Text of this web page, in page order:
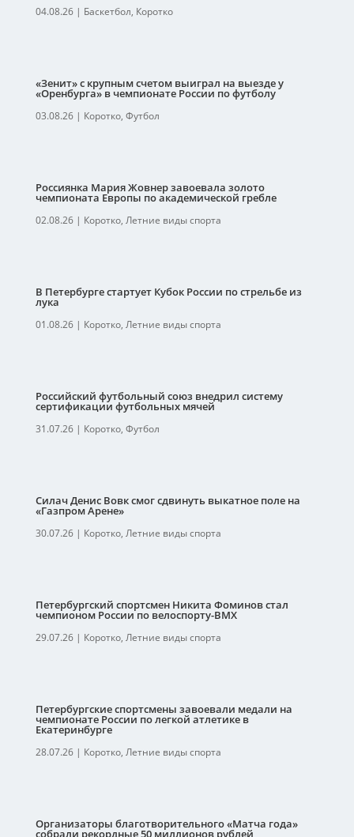
04.08.26| Баскетбол, Коротко
«Зенит» с крупным счетом выиграл на выезде у
«Оренбурга» в чемпионате России по футболу
03.08.26| Коротко, Футбол
Россиянка Мария Жовнер завоевала золото
чемпионата Европы по академической гребле
02.08.26| Коротко, Летние виды спорта
В Петербурге стартует Кубок России по стрельбе из
лука
01.08.26| Коротко, Летние виды спорта
Российский футбольный союз внедрил систему
сертификации футбольных мячей
31.07.26| Коротко, Футбол
Силач Денис Вовк смог сдвинуть выкатное поле на
«Газпром Арене»
30.07.26| Коротко, Летние виды спорта
Петербургский спортсмен Никита Фоминов стал
чемпионом России по велоспорту-ВМХ
29.07.26| Коротко, Летние виды спорта
Петербургские спортсмены завоевали медали на
чемпионате России по легкой атлетике в
Екатеринбурге
28.07.26| Коротко, Летние виды спорта
Организаторы благотворительного «Матча года»
собрали рекордные 50 миллионов рублей